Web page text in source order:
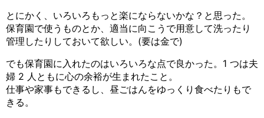
とにかく、いろいろもっと楽にならないかな？と思った。
保育園で使うものとか、適当に向こうで用意して洗ったり
管理したりしておいて欲しい。(要は金で)
でも保育園に入れたのはいろいろな点で良かった。1 つは夫
婦 2 人ともに心の余裕が生まれたこと。
仕事や家事もできるし、昼ごはんをゆっくり食べたりもで
きる。